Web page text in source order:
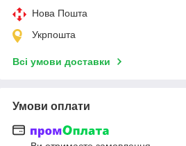
Нова Пошта
Укрпошта
Всі умови доставки
Умови оплати